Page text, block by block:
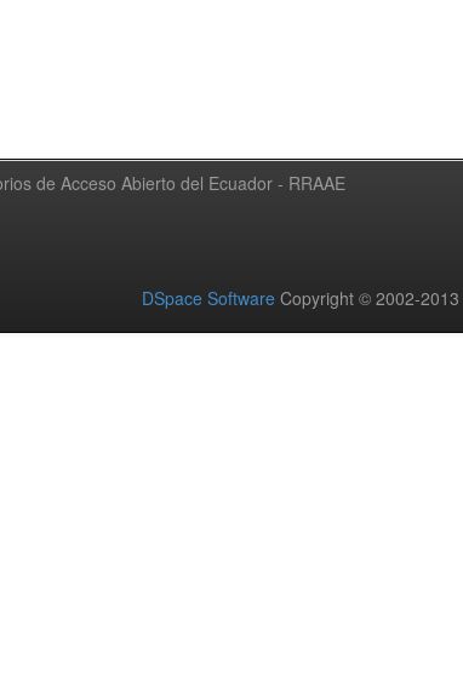
de Acceso Abierto del Ecuador - RRAAE
DSpace Software Copyright © 2002-2013